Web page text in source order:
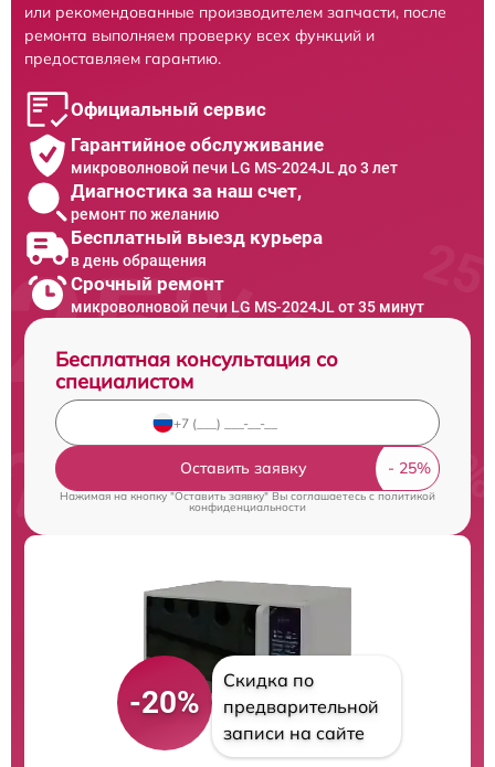
или рекомендованные производителем запчасти, после
ремонта выполняем проверку всех функций и
предоставляем гарантию.
Официальный сервис
Гарантийное обслуживание
микроволновой печи LG MS-2024JL до 3 лет
Диагностика за наш счет,
ремонт по желанию
Бесплатный выезд курьера
в день обращения
Срочный ремонт
микроволновой печи LG MS-2024JL от 35 минут
Бесплатная консультация со
специалистом
Оставить заявку
Нажимая на кнопку "Оставить заявку" Вы соглашаетесь cполитикой
конфиденциальности
-20%
Скидка по
предварительной
записи на сайте